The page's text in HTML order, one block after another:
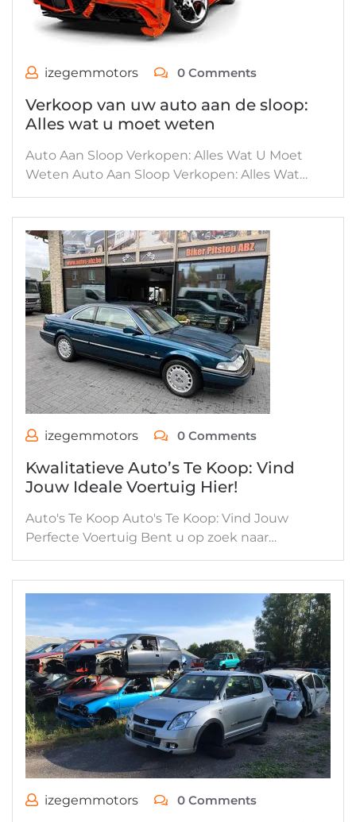
izegemmotors 0 Comments
Verkoop van uw auto aan de sloop:
Alles wat u moet weten
Auto Aan Sloop Verkopen: Alles Wat U Moet
Weten Auto Aan Sloop Verkopen: Alles Wat…
izegemmotors 0 Comments
Kwalitatieve Auto’s Te Koop: Vind
Jouw Ideale Voertuig Hier!
Auto's Te Koop Auto's Te Koop: Vind Jouw
Perfecte Voertuig Bent u op zoek naar…
izegemmotors 0 Comments